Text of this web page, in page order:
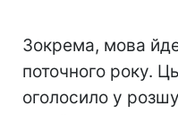
Зокрема, мова
поточного року.
оголосило у